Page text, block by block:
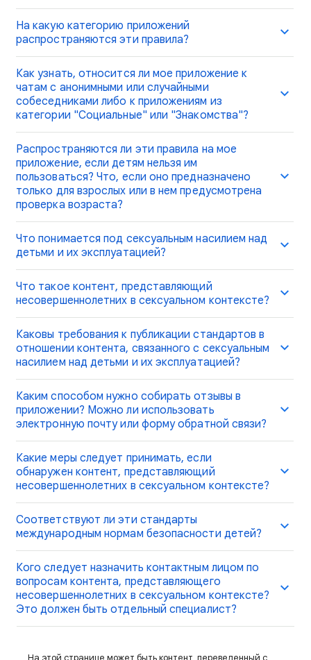
На какую категорию приложений
распространяются эти правила?
Как узнать, относится ли мое приложение к
чатам с анонимными или случайными
собеседниками либо к приложениям из
категории "Социальные" или "Знакомства"?
Распространяются ли эти правила на мое
приложение, если детям нельзя им
пользоваться? Что, если оно предназначено
только для взрослых или в нем предусмотрена
проверка возраста?
Что понимается под сексуальным насилием над
детьми и их эксплуатацией?
Что такое контент, представляющий
несовершеннолетних в сексуальном контексте?
Каковы требования к публикации стандартов в
отношении контента, связанного с сексуальным
насилием над детьми и их эксплуатацией?
Каким способом нужно собирать отзывы в
приложении? Можно ли использовать
электронную почту или форму обратной связи?
Какие меры следует принимать, если
обнаружен контент, представляющий
несовершеннолетних в сексуальном контексте?
Соответствуют ли эти стандарты
международным нормам безопасности детей?
Кого следует назначить контактным лицом по
вопросам контента, представляющего
несовершеннолетних в сексуальном контексте?
Это должен быть отдельный специалист?
На этой странице может быть контент, переведенный с